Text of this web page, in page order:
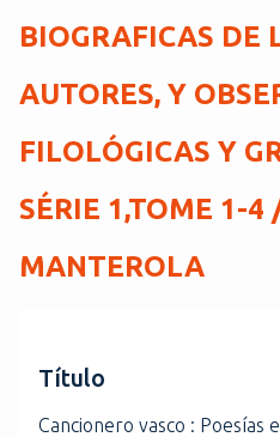
BIOGRAFICAS DE
AUTORES, Y
FILOLÓGICAS Y
SÉRIE 1,TOME 1-4
MANTEROLA
Título
Cancionero vasco : Poesías